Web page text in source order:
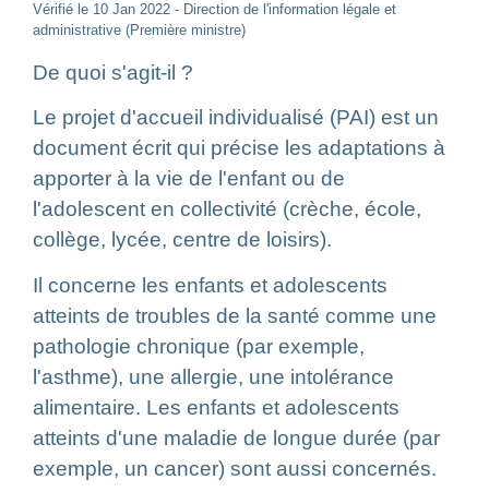
Vérifié le 10 Jan 2022 - Direction de l'information légale et
administrative (Première ministre)
De quoi s'agit-il ?
Le projet d'accueil individualisé (PAI) est un
document écrit qui précise les adaptations à
apporter à la vie de l'enfant ou de
l'adolescent en collectivité (crèche, école,
collège, lycée, centre de loisirs).
Il concerne les enfants et adolescents
atteints de troubles de la santé comme une
pathologie chronique (par exemple,
l'asthme), une allergie, une intolérance
alimentaire. Les enfants et adolescents
atteints d'une maladie de longue durée (par
exemple, un cancer) sont aussi concernés.